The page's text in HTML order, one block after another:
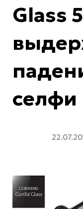
Glass 5
селфи